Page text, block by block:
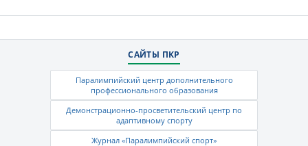
САЙТЫ ПКР
Паралимпийский центр дополнительного
профессионального образования
Демонстрационно-просветительский центр по
адаптивному спорту
Журнал «Паралимпийский спорт»